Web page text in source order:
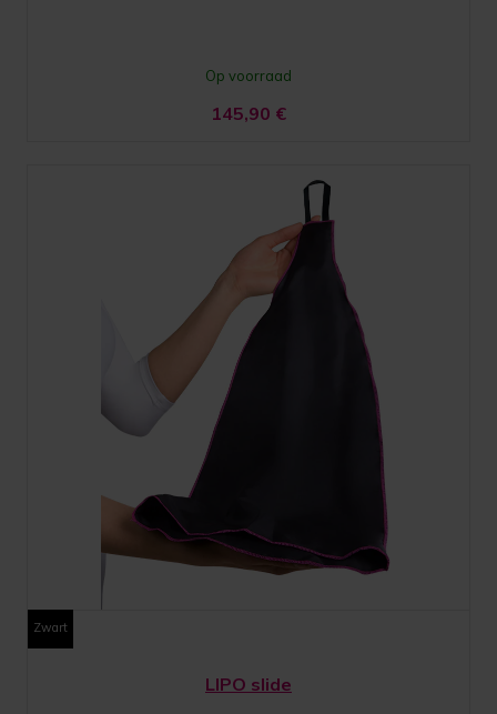
Op voorraad
145,90 €
Zwart
LIPO slide